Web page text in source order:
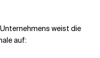
weist die
auf: